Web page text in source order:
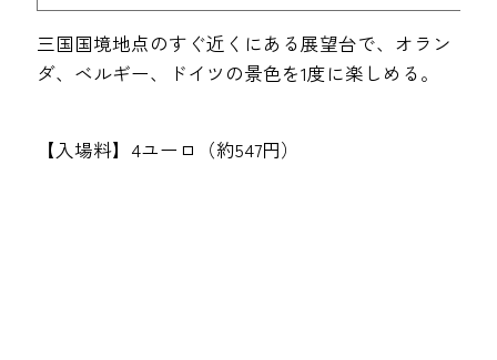
三国国境地点のすぐ近くにある展望台で、オラン
ダ、ベルギー、ドイツの景色を1度に楽しめる。
【入場料】4ユーロ（約547円）